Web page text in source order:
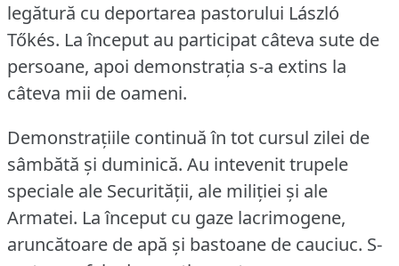
legătură cu deportarea pastorului László
Tőkés. La început au participat câteva sute de
persoane, apoi demonstraţia s-a extins la
câteva mii de oameni.
Demonstraţiile continuă în tot cursul zilei de
sâmbătă şi duminică. Au intevenit trupele
speciale ale Securităţii, ale miliţiei şi ale
Armatei. La început cu gaze lacrimogene,
aruncătoare de apă şi bastoane de cauciuc. S-